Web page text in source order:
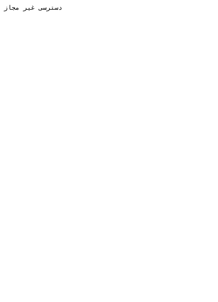
دسترسی غیر مجاز